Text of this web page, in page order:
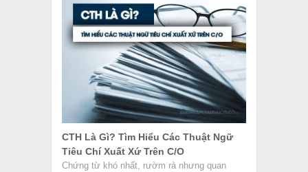
CTH Là Gì? Tìm Hiểu Các Thuật Ngữ
Tiêu Chí Xuất Xứ Trên C/O
Chứng từ khó nhất, rườm rà nhưng quan